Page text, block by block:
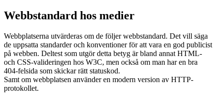
Webbstandard hos medier
Webbplatserna utvärderas om de följer webbstandard. Det vill säga
de uppsatta standarder och konventioner för att vara en god publicist
på webben. Deltest som utgör detta betyg är bland annat HTML-
och CSS-valideringen hos W3C, men också om man har en bra
404-felsida som skickar rätt statuskod.
Samt om webbplatsen använder en modern version av HTTP-
protokollet.